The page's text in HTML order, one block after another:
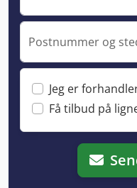
Postnummer og
Jeg er
Få tilbud på